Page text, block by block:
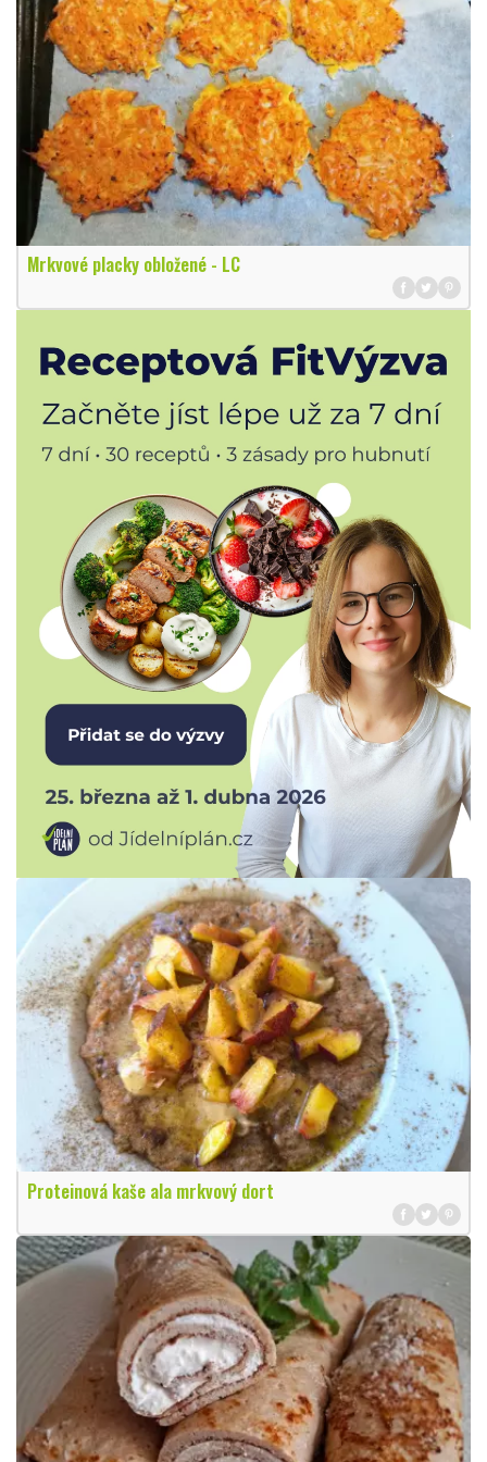
Mrkvové placky obložené - LC
Proteinová kaše ala mrkvový dort